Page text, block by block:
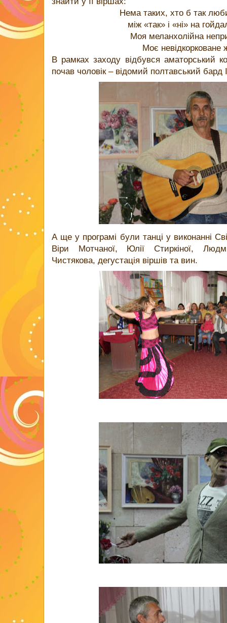
Нема таких, хто б так
між «так» і «ні» на
Моя меланхолійна
Моє
В рамках заходу відбувся аматорський
почав чоловік – відомий полтавський бард
А ще у програмі були танці у виконанні
Віри Мотчаної, Юлії Стиркіної,
Чистякова, дегустація віршів та вин.